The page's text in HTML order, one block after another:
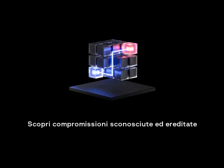
Scopri compromissioni sconosciute ed ereditate